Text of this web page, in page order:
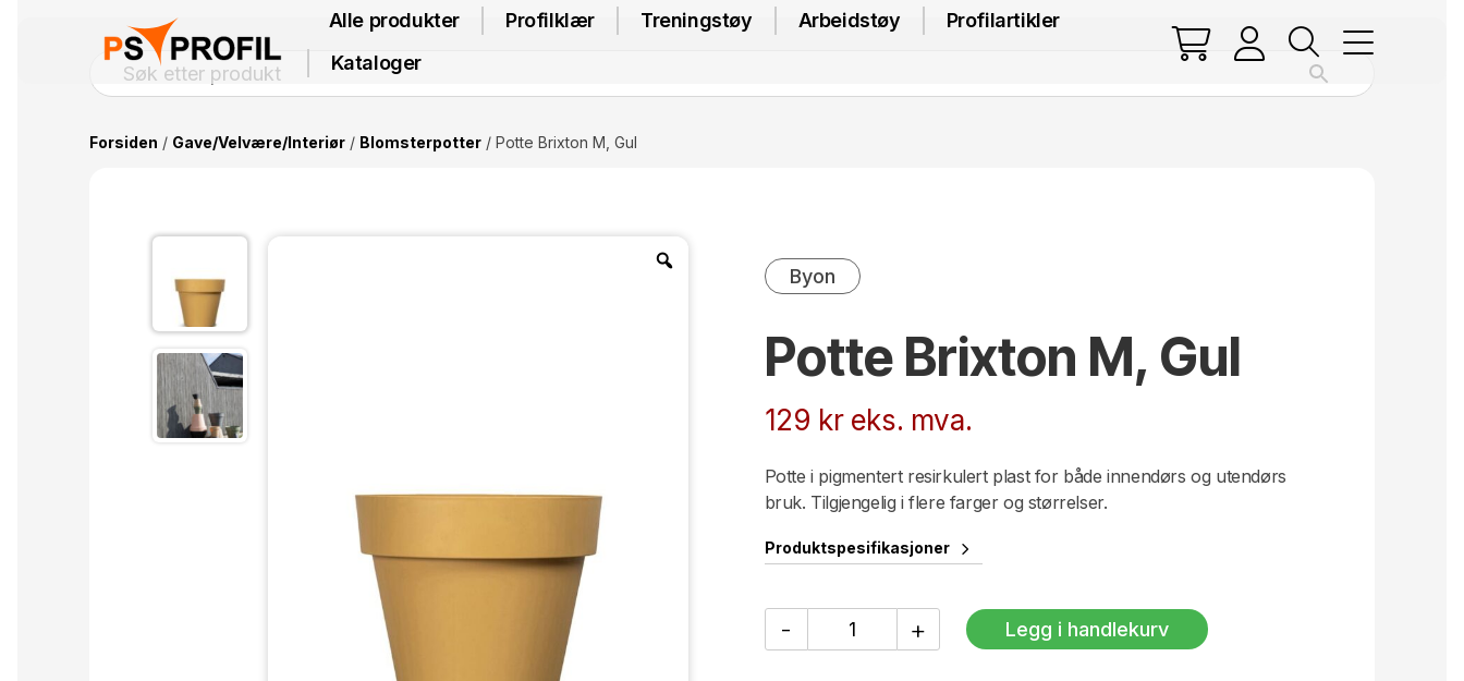
Alle produkter Profilklær Treningstøy Arbeidstøy
Profilartikler
Kataloger
Forsiden / Gave/Velvære/Interiør/ Blomsterpotter/ Potte Brixton M, Gul
Byon
Potte Brixton M, Gul
129 kr eks. mva.
Potte i pigmentert resirkulert plast for både innendørs og utendørs
bruk. Tilgjengelig i flere farger og størrelser.
Produktspesifikasjoner
-
Brixton
+ Legg i handlekurv